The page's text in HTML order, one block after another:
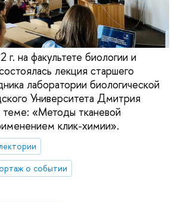
г. на факультете биологии и
лекция старшего
лаборатории биологической
Университета Дмитрия
теме: «Методы тканевой
клик-химии».
о событии